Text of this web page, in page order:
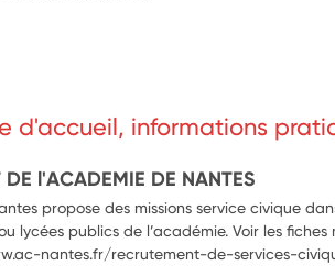
d'accueil, informations
DE l'ACADEMIE DE NANTES
propose des missions service civique
lycées publics de l’académie. Voir les fiches
nantes.fr/recrutement-de-services-